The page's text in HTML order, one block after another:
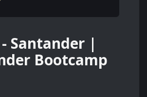
- Santander |
Bootcamp